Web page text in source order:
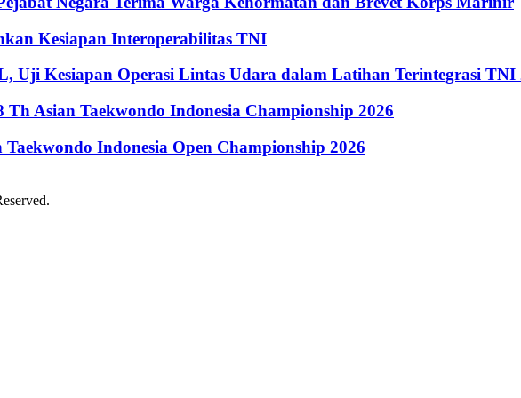
Kesiapan Interoperabilitas TNI
Kesiapan Operasi Lintas Udara dalam Latihan Terintegrasi TNI
Asian Taekwondo Indonesia Championship 2026
Indonesia Open Championship 2026